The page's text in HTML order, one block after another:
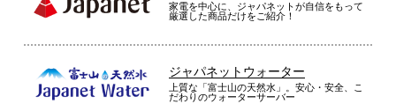
家電を中心に、ジャパネットが自信をもって
厳選した商品だけをご紹介！
ジャパネットウォーター
上質な「富士山の天然水」。安心・安全、こ
だわりのウォーターサーバー